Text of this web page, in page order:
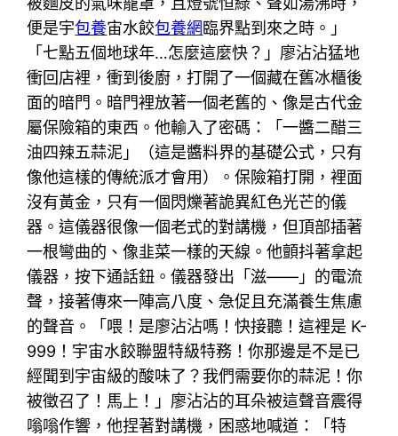
便是宇包養宙水餃包養網臨界點到來之時。」
「七點五個地球年…怎麼這麼快？」廖沾沾猛地
衝回店裡，衝到後廚，打開了一個藏在舊冰櫃後
面的暗門。暗門裡放著一個老舊的、像是古代金
屬保險箱的東西。他輸入了密碼：「一醬二醋三
油四辣五蒜泥」（這是醬料界的基礎公式，只有
像他這樣的傳統派才會用）。保險箱打開，裡面
沒有黃金，只有一個閃爍著詭異紅色光芒的儀
器。這儀器很像一個老式的對講機，但頂部插著
一根彎曲的、像韭菜一樣的天線。他顫抖著拿起
儀器，按下通話鈕。儀器發出「滋——」的電流
聲，接著傳來一陣高八度、急促且充滿養生焦慮
的聲音。「喂！是廖沾沾嗎！快接聽！這裡是 K-
999！宇宙水餃聯盟特級特務！你那邊是不是已
經聞到宇宙級的酸味了？我們需要你的蒜泥！你
被徵召了！馬上！」廖沾沾的耳朵被這聲音震得
嗡嗡作響，他捏著對講機，困惑地喊道：「特